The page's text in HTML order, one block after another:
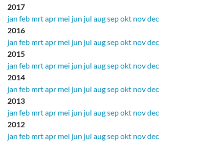
2017
jan feb mrtapr mei jun jul augsepokt novdec
2016
jan feb mrtapr mei jun jul augsepokt novdec
2015
jan feb mrtapr mei jun jul augsepokt novdec
2014
jan feb mrtapr mei jun jul augsepokt novdec
2013
jan feb mrtapr mei jun jul augsepokt novdec
2012
jan feb mrtapr mei jun jul augsepokt novdec